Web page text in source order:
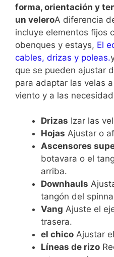
forma, orientación y
un veleroA diferencia
incluye elementos fijos
obenques y estays, El
cables, drizas y poleas.
que se pueden ajustar
para adaptar las velas
viento y a las
Drizas Izar las
Hojas Ajustar o
Ascensores
botavara o el
arriba.
Downhauls
tangón del
Vang Ajuste el
trasera.
el chico Ajustar
Líneas de rizo